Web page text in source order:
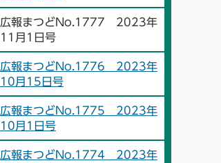
広報まつどNo.1777 2023年
11月1日号
広報まつどNo.1776 2023年
10月15日号
広報まつどNo.1775 2023年
10月1日号
広報まつどNo.1774 2023年